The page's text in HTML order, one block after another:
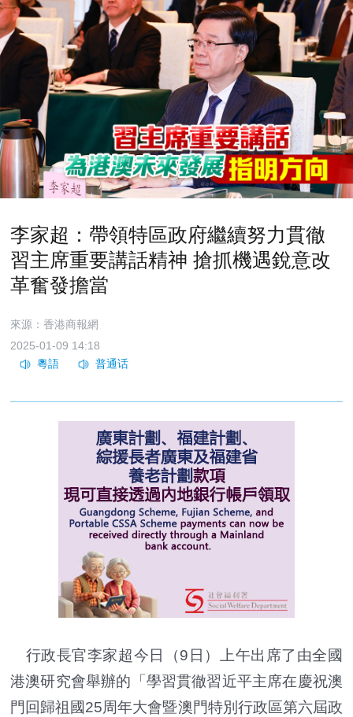
李家超：帶領特區政府繼續努力貫徹
習主席重要講話精神 搶抓機遇銳意改
革奮發擔當
來源：香港商報網
2025-01-09 14:18
行政長官李家超今日（9日）上午出席了由全國
港澳研究會舉辦的「學習貫徹習近平主席在慶祝澳
門回歸祖國25周年大會暨澳門特別行政區第六屆政